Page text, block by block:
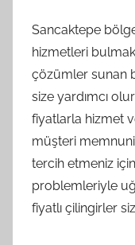
Sancaktepe
hizmetleri
çözümler sunan
size yardımcı
fiyatlarla hizmet
müşteri
tercih etmeniz
problemleriyle
fiyatlı çilingirler